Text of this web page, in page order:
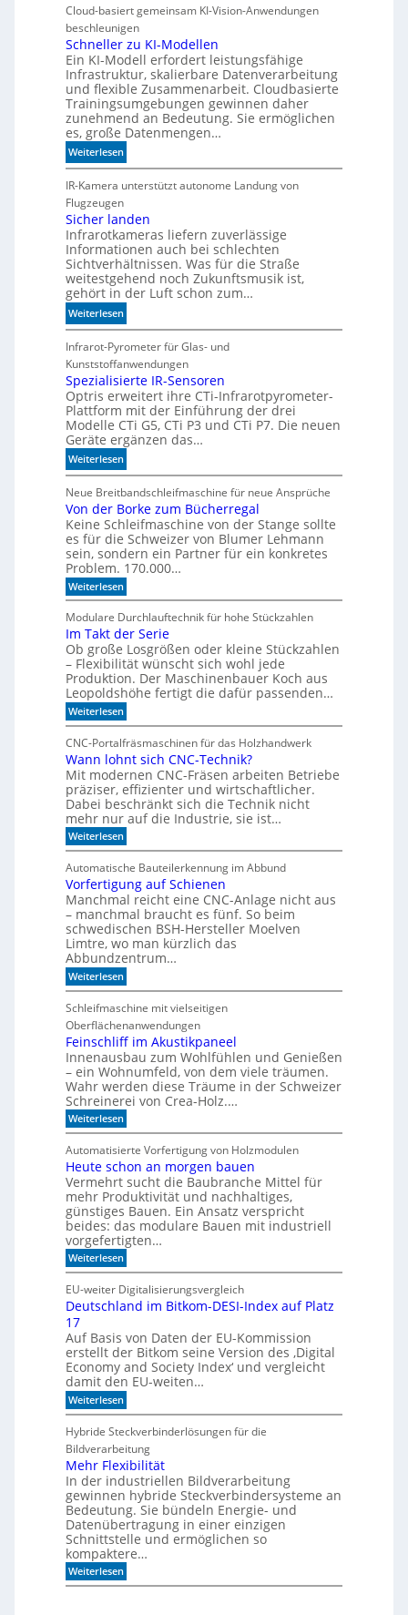
e
n
n
d
i
e
K
I
m
i
t
d
e
n
k
t
Cloud-basiert gemeinsam KI-Vision-Anwendungen
beschleunigen
Schneller zu KI-Modellen
Ein KI-Modell erfordert leistungsfähige
Infrastruktur, skalierbare Datenverarbeitung
und flexible Zusammenarbeit. Cloudbasierte
Trainingsumgebungen gewinnen daher
zunehmend an Bedeutung. Sie ermöglichen
es, große Datenmengen…
Weiterlesen:
S
c
h
n
e
l
l
e
r
z
u
K
I
-
M
o
d
e
l
l
e
n
IR-Kamera unterstützt autonome Landung von
Flugzeugen
Sicher landen
Infrarotkameras liefern zuverlässige
Informationen auch bei schlechten
Sichtverhältnissen. Was für die Straße
weitestgehend noch Zukunftsmusik ist,
gehört in der Luft schon zum…
Weiterlesen:
S
i
c
h
e
r
l
a
n
d
e
n
Infrarot-Pyrometer für Glas- und
Kunststoffanwendungen
Spezialisierte IR-Sensoren
Optris erweitert ihre CTi-Infrarotpyrometer-
Plattform mit der Einführung der drei
Modelle CTi G5, CTi P3 und CTi P7. Die neuen
Geräte ergänzen das…
Weiterlesen:
S
p
e
z
i
a
i
s
i
e
t
e
I
R
-
e
n
s
o
r
e
n
Neue Breitbandschleifmaschine für neue Ansprüche
Von der Borke zum Bücherregal
Keine Schleifmaschine von der Stange sollte
es für die Schweizer von Blumer Lehmann
sein, sondern ein Partner für ein konkretes
Problem. 170.000…
Weiterlesen:
V
o
n
d
e
r
B
o
r
k
e
z
u
m
B
ü
c
h
e
r
r
e
a
l
Modulare Durchlauftechnik für hohe Stückzahlen
Im Takt der Serie
Ob große Losgrößen oder kleine Stückzahlen
– Flexibilität wünscht sich wohl jede
Produktion. Der Maschinenbauer Koch aus
Leopoldshöhe fertigt die dafür passenden…
Weiterlesen:
I
T
a
k
t
d
e
r
S
e
r
i
e
CNC-Portalfräsmaschinen für das Holzhandwerk
Wann lohnt sich CNC-Technik?
Mit modernen CNC-Fräsen arbeiten Betriebe
präziser, effizienter und wirtschaftlicher.
Dabei beschränkt sich die Technik nicht
mehr nur auf die Industrie, sie ist…
Weiterlesen:
W
a
n
n
l
o
h
n
t
s
i
c
h
C
N
C
-
T
e
c
h
n
i
?
Automatische Bauteilerkennung im Abbund
Vorfertigung auf Schienen
Manchmal reicht eine CNC-Anlage nicht aus
– manchmal braucht es fünf. So beim
schwedischen BSH-Hersteller Moelven
Limtre, wo man kürzlich das
Abbundzentrum…
Weiterlesen:
V
r
f
e
r
t
i
g
u
n
g
u
f
S
c
h
i
e
n
e
n
Schleifmaschine mit vielseitigen
Oberflächenanwendungen
Feinschliff im Akustikpaneel
Innenausbau zum Wohlfühlen und Genießen
– ein Wohnumfeld, von dem viele träumen.
Wahr werden diese Träume in der Schweizer
Schreinerei von Crea-Holz.…
Weiterlesen:
F
i
n
s
c
h
l
i
f
f
i
m
A
k
s
t
i
k
p
a
n
e
l
Automatisierte Vorfertigung von Holzmodulen
Heute schon an morgen bauen
Vermehrt sucht die Baubranche Mittel für
mehr Produktivität und nachhaltiges,
günstiges Bauen. Ein Ansatz verspricht
beides: das modulare Bauen mit industriell
vorgefertigten…
Weiterlesen:
H
e
u
t
s
h
o
n
a
n
o
r
g
e
n
b
a
u
e
n
EU-weiter Digitalisierungsvergleich
Deutschland im Bitkom-DESI-Index auf Platz
17
Auf Basis von Daten der EU-Kommission
erstellt der Bitkom seine Version des ‚Digital
Economy and Society Index‘ und vergleicht
damit den EU-weiten…
Weiterlesen:
D
u
t
s
c
h
l
a
n
d
i
m
B
i
Hybride Steckverbinderlösungen für die
Bildverarbeitung
Mehr Flexibilität
In der industriellen Bildverarbeitung
gewinnen hybride Steckverbindersysteme an
Bedeutung. Sie bündeln Energie- und
Datenübertragung in einer einzigen
Schnittstelle und ermöglichen so
kompaktere…
Weiterlesen:
M